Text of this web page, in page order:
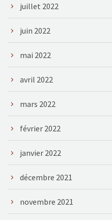
juillet 2022
juin 2022
mai 2022
avril 2022
mars 2022
février 2022
janvier 2022
décembre 2021
novembre 2021